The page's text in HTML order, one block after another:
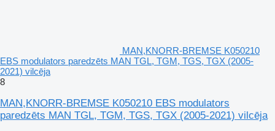
MAN,KNORR-BREMSE K050210
EBS modulators paredzēts MAN TGL, TGM, TGS, TGX (2005-
2021) vilcēja
8
MAN,KNORR-BREMSE K050210 EBS modulators
paredzēts MAN TGL, TGM, TGS, TGX (2005-2021) vilcēja